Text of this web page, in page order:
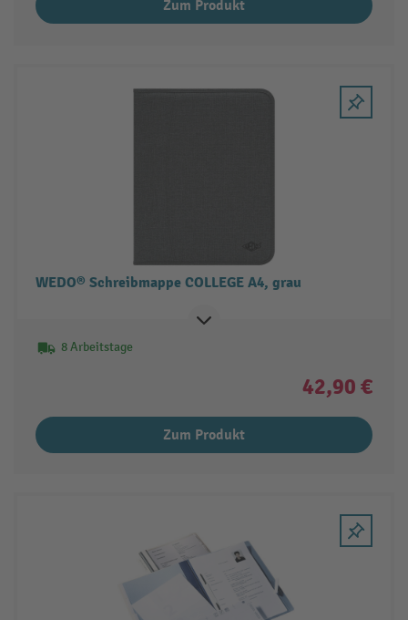
Zum Produkt
WEDO® Schreibmappe COLLEGE A4, grau
8 Arbeitstage
42,90 €
Zum Produkt